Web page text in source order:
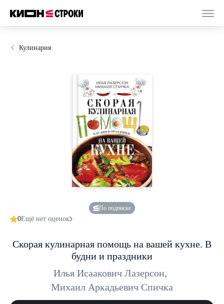
Кулинария
По подписке
0Ещё нет оценок
Скорая кулинарная помощь на вашей кухне. В
будни и праздники
Илья Исаакович Лазерсон,
Михаил Аркадьевич Спичка